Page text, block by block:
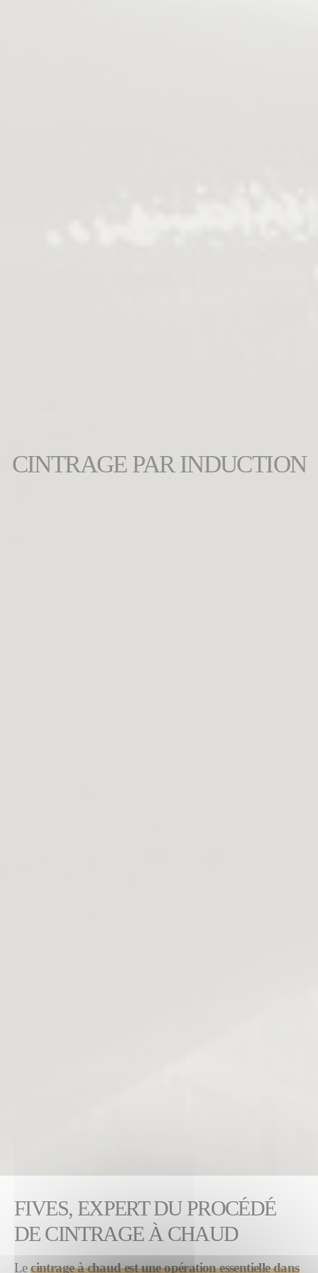
CINTRAGE PAR INDUCTION
FIVES, EXPERT DU PROCÉDÉ
DE CINTRAGE À CHAUD
Lecintrage à chaud est une opération essentielle dans